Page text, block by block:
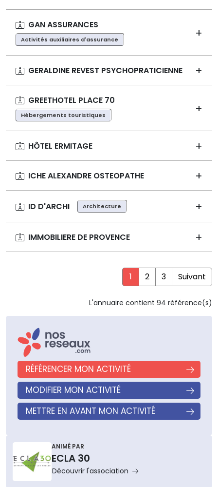
GAN ASSURANCES
Activités auxiliaires d'assurance
GERALDINE REVEST PSYCHOPRATICIENNE
GREETHOTEL PLACE 70
Hébergements touristiques
HÔTEL ERMITAGE
ICHE ALEXANDRE OSTEOPATHE
ID D'ARCHI Architecture
IMMOBILIERE DE PROVENCE
1(current)
2 3 Suivant
L'annuaire contient 94 référence(s)
RÉFÉRENCER MON ACTIVITÉ
MODIFIER MON ACTIVITÉ
METTRE EN AVANT MON ACTIVITÉ
ANIMÉ PAR
ECLA 30
Découvrir l'association